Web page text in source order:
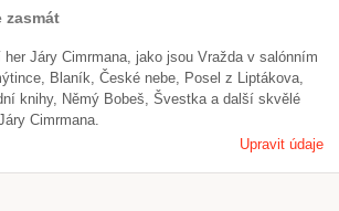
zasmát
Járy Cimrmana, jako jsou Vražda v salónním
Blaník, České nebe, Posel z Liptákova,
knihy, Němý Bobeš, Švestka a další skvělé
Cimrmana.
Upravit údaje